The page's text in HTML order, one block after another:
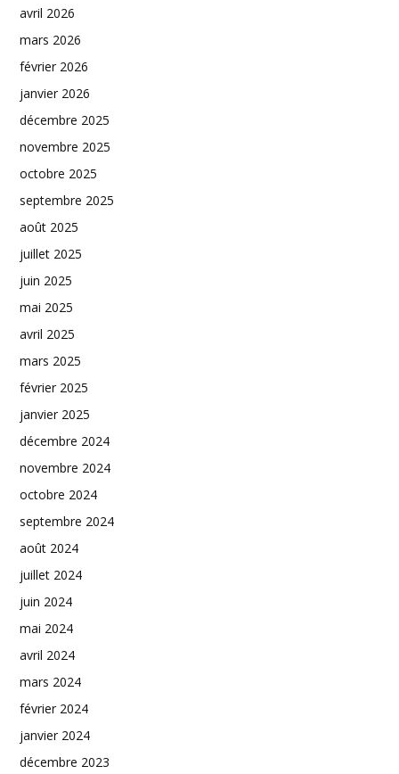
avril 2026
mars 2026
février 2026
janvier 2026
décembre 2025
novembre 2025
octobre 2025
septembre 2025
août 2025
juillet 2025
juin 2025
mai 2025
avril 2025
mars 2025
février 2025
janvier 2025
décembre 2024
novembre 2024
octobre 2024
septembre 2024
août 2024
juillet 2024
juin 2024
mai 2024
avril 2024
mars 2024
février 2024
janvier 2024
décembre 2023